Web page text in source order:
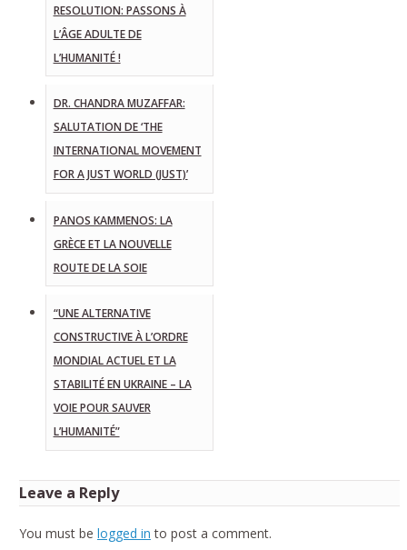
RESOLUTION: PASSONS À
L’ÂGE ADULTE DE
L’HUMANITÉ !
DR. CHANDRA MUZAFFAR:
SALUTATION DE ‘THE
INTERNATIONAL MOVEMENT
FOR A JUST WORLD (JUST)’
PANOS KAMMENOS: LA
GRÈCE ET LA NOUVELLE
ROUTE DE LA SOIE
“UNE ALTERNATIVE
CONSTRUCTIVE À L’ORDRE
MONDIAL ACTUEL ET LA
STABILITÉ EN UKRAINE – LA
VOIE POUR SAUVER
L’HUMANITÉ”
Leave a Reply
You must be logged in to post a comment.